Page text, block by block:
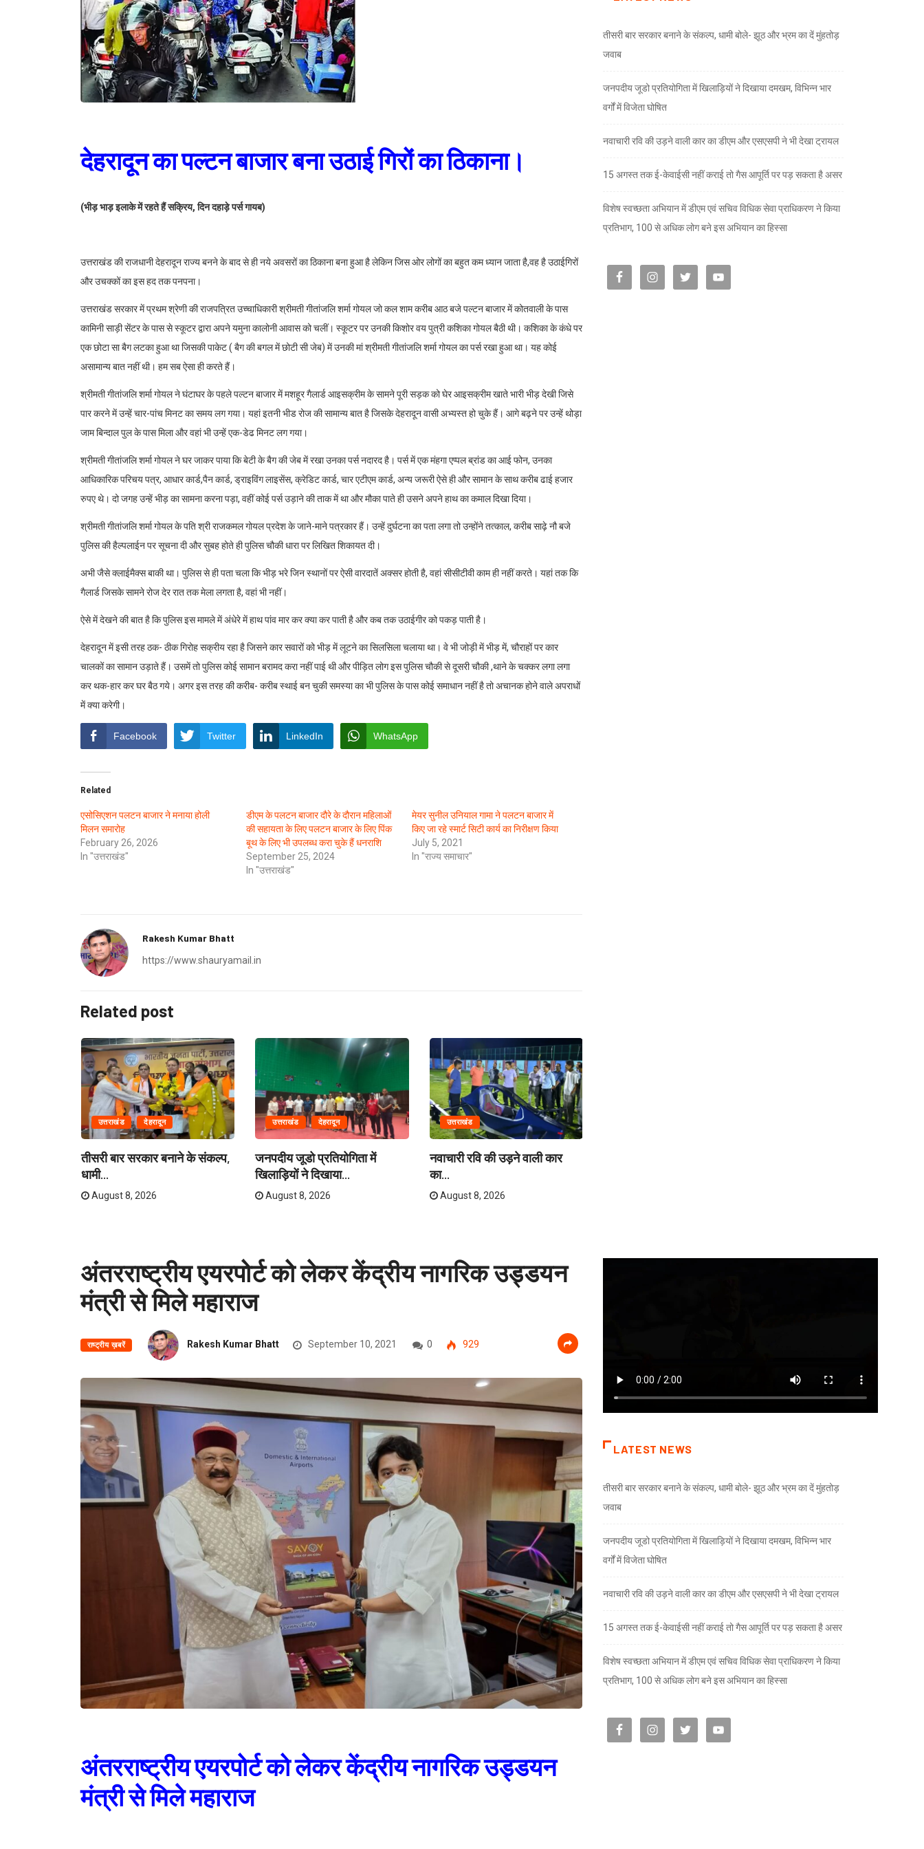
देहरादून का पल्टन बाजार बना उठाई गिरों का ठिकाना।
(भीड़ भाड़ इलाके में रहते हैं सक्रिय, दिन दहाड़े पर्स गायब)
उत्तराखंड की राजधानी देहरादून राज्य बनने के बाद से ही नये अवसरों का ठिकाना बना हुआ है लेकिन जिस ओर लोगों का बहुत कम ध्यान जाता है,वह है उठाईगिरों
और उचक्कों का इस हद तक पनपना।
उत्तराखंड सरकार में प्रथम श्रेणी की राजपत्रित उच्चाधिकारी श्रीमती गीतांजलि शर्मा गोयल जो कल शाम करीब आठ बजे पल्टन बाजार में कोतवाली के पास
कामिनी साड़ी सेंटर के पास से स्कूटर द्वारा अपने यमुना कालोनी आवास को चलीं। स्कूटर पर उनकी किशोर वय पुत्री कशिका गोयल बैठी थी। कशिका के कंधे पर
एक छोटा सा बैग लटका हुआ था जिसकी पाकेट ( बैग की बगल में छोटी सी जेब) में उनकी मां श्रीमती गीतांजलि शर्मा गोयल का पर्स रखा हुआ था। यह कोई
असामान्य बात नहीं थी। हम सब ऐसा ही करते हैं।
श्रीमती गीतांजलि शर्मा गोयल ने घंटाघर के पहले पल्टन बाजार में मशहूर गैलार्ड आइसक्रीम के सामने पूरी सड़क को घेर आइसक्रीम खाते भारी भीड़ देखी जिसे
पार करने में उन्हें चार-पांच मिनट का समय लग गया। यहां इतनी भीड रोज की सामान्य बात है जिसके देहरादून वासी अभ्यस्त हो चुके हैं। आगे बढ़ने पर उन्हें थोड़ा
जाम बिन्दाल पुल के पास मिला और वहां भी उन्हें एक-डेढ मिनट लग गया।
श्रीमती गीतांजलि शर्मा गोयल ने घर जाकर पाया कि बेटी के बैग की जेब में रखा उनका पर्स नदारद है। पर्स में एक मंहगा एप्पल ब्रांड का आई फोन, उनका
आधिकारिक परिचय पत्र, आधार कार्ड,पैन कार्ड, ड्राइविंग लाइसेंस, क्रेडिट कार्ड, चार एटीएम कार्ड, अन्य जरूरी ऐसे ही और सामान के साथ करीब ढाई हजार
रुपए थे। दो जगह उन्हें भीड़ का सामना करना पड़ा, वहीं कोई पर्स उड़ाने की ताक में था और मौका पाते ही उसने अपने हाथ का कमाल दिखा दिया।
श्रीमती गीतांजलि शर्मा गोयल के पति श्री राजकमल गोयल प्रदेश के जाने-माने पत्रकार हैं। उन्हें दुर्घटना का पता लगा तो उन्होंने तत्काल, करीब साढ़े नौ बजे
पुलिस की हैल्पलाईन पर सूचना दी और सुबह होते ही पुलिस चौकी धारा पर लिखित शिकायत दी।
अभी जैसे क्लाईमैक्स बाकी था। पुलिस से ही पता चला कि भीड़ भरे जिन स्थानों पर ऐसी वारदातें अक्सर होती है, वहां सीसीटीवी काम ही नहीं करते। यहां तक कि
गैलार्ड जिसके सामने रोज देर रात तक मेला लगता है, वहां भी नहीं।
ऐसे में देखने की बात है कि पुलिस इस मामले में अंधेरे में हाथ पांव मार कर क्या कर पाती है और कब तक उठाईगीर को पकड़ पाती है।
देहरादून में इसी तरह ठक- ठीक गिरोह सक्रीय रहा है जिसने कार सवारों को भीड़ में लूटने का सिलसिला चलाया था। वे भी जोड़ी में भीड़ में, चौराहों पर कार
चालकों का सामान उड़ाते हैं। उसमें तो पुलिस कोई सामान बरामद करा नहीं पाई थी और पीड़ित लोग इस पुलिस चौकी से दूसरी चौकी ,थाने के चक्कर लगा लगा
कर थक-हार कर घर बैठ गये। अगर इस तरह की करीब- करीब स्थाई बन चुकी समस्या का भी पुलिस के पास कोई समाधान नहीं है तो अचानक होने वाले अपराधों
में क्या करेगी।
Facebook Twitter LinkedIn WhatsApp
Related
एसोसिएशन पलटन बाजार ने मनाया होली
मिलन समारोह
February 26, 2026
In "उत्तराखंड"
डीएम के पलटन बाजार दौरे के दौरान महिलाओं
की सहायता के लिए पलटन बाजार के लिए पिंक
बूथ के लिए भी उपलब्ध करा चुके हैं धनराशि
September 25, 2024
In "उत्तराखंड"
मेयर सुनील उनियाल गामा ने पलटन बाजार में
किए जा रहे स्मार्ट सिटी कार्य का निरीक्षण किया
July 5, 2021
In "राज्य समाचार"
Rakesh Kumar Bhatt
https://www.shauryamail.in
Related post
उत्तराखंड देहरादून
तीसरी बार सरकार बनाने के संकल्प,
धामी...
August 8, 2026
उत्तराखंड देहरादून
जनपदीय जूडो प्रतियोगिता में
खिलाड़ियों ने दिखाया...
August 8, 2026
उत्तराखंड
नवाचारी रवि की उड़ने वाली कार
का...
August 8, 2026
तीसरी बार सरकार बनाने के संकल्प, धामी बोले- झूठ और भ्रम का दें मुंहतोड़
जवाब
जनपदीय जूडो प्रतियोगिता में खिलाड़ियों ने दिखाया दमखम, विभिन्न भार
वर्गों में विजेता घोषित
नवाचारी रवि की उड़ने वाली कार का डीएम और एसएसपी ने भी देखा ट्रायल
15 अगस्त तक ई-केवाईसी नहीं कराई तो गैस आपूर्ति पर पड़ सकता है असर
विशेष स्वच्छता अभियान में डीएम एवं सचिव विधिक सेवा प्राधिकरण ने किया
प्रतिभाग, 100 से अधिक लोग बने इस अभियान का हिस्सा
अंतरराष्ट्रीय एयरपोर्ट को लेकर केंद्रीय नागरिक उड्डयन
मंत्री से मिले महाराज
राष्ट्रीय ख़बरें Rakesh Kumar Bhatt September 10, 2021 0 929
अंतरराष्ट्रीय एयरपोर्ट को लेकर केंद्रीय नागरिक उड्डयन
मंत्री से मिले महाराज
LATEST NEWS
तीसरी बार सरकार बनाने के संकल्प, धामी बोले- झूठ और भ्रम का दें मुंहतोड़
जवाब
जनपदीय जूडो प्रतियोगिता में खिलाड़ियों ने दिखाया दमखम, विभिन्न भार
वर्गों में विजेता घोषित
नवाचारी रवि की उड़ने वाली कार का डीएम और एसएसपी ने भी देखा ट्रायल
15 अगस्त तक ई-केवाईसी नहीं कराई तो गैस आपूर्ति पर पड़ सकता है असर
विशेष स्वच्छता अभियान में डीएम एवं सचिव विधिक सेवा प्राधिकरण ने किया
प्रतिभाग, 100 से अधिक लोग बने इस अभियान का हिस्सा